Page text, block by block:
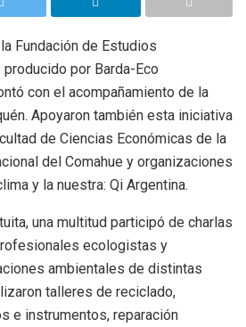
Fundación de Estudios
por Barda-Eco
con el acompañamiento de la
Apoyaron también esta iniciativa
de Ciencias Económicas de la
del Comahue y organizaciones
y la nuestra: Qi Argentina.
una multitud participó de charlas
ecologistas y
ambientales de distintas
talleres de reciclado,
e instrumentos, reparación